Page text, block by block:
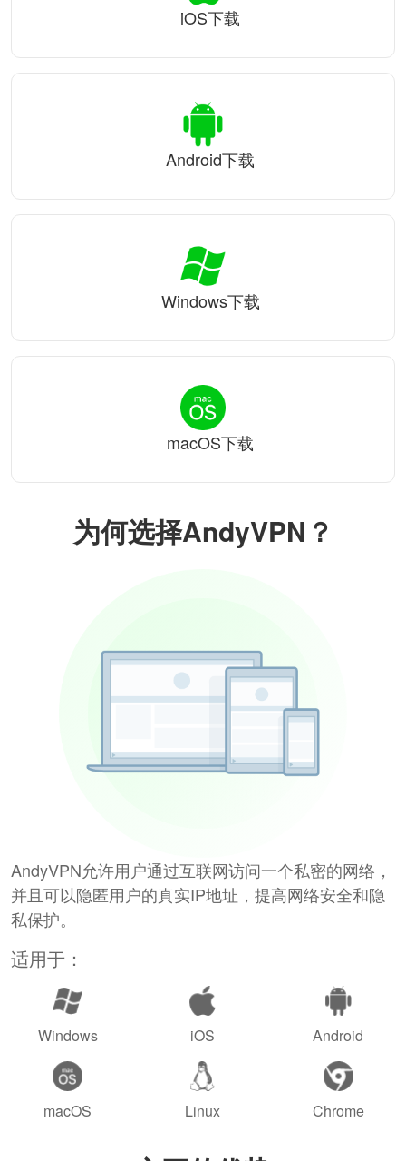
为何选择AndyVPN？
AndyVPN允许用户通过互联网访问一个私密的网络，
并且可以隐匿用户的真实IP地址，提高网络安全和隐
私保护。
适用于：
Windows iOS Android
macOS Linux Chrome
iOS下载
Android下载
Windows下载
macOS下载